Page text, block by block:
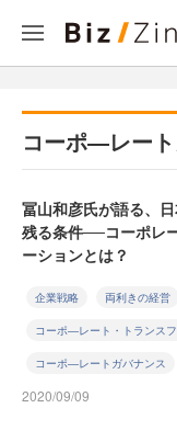
コーポ―レー
冨山和彦氏が語る、
残る条件──コーポレ
ーションとは？
企業戦略 両利きの経営
コーポ―レート・トランス
コーポ―レートガバナンス
2020/09/09